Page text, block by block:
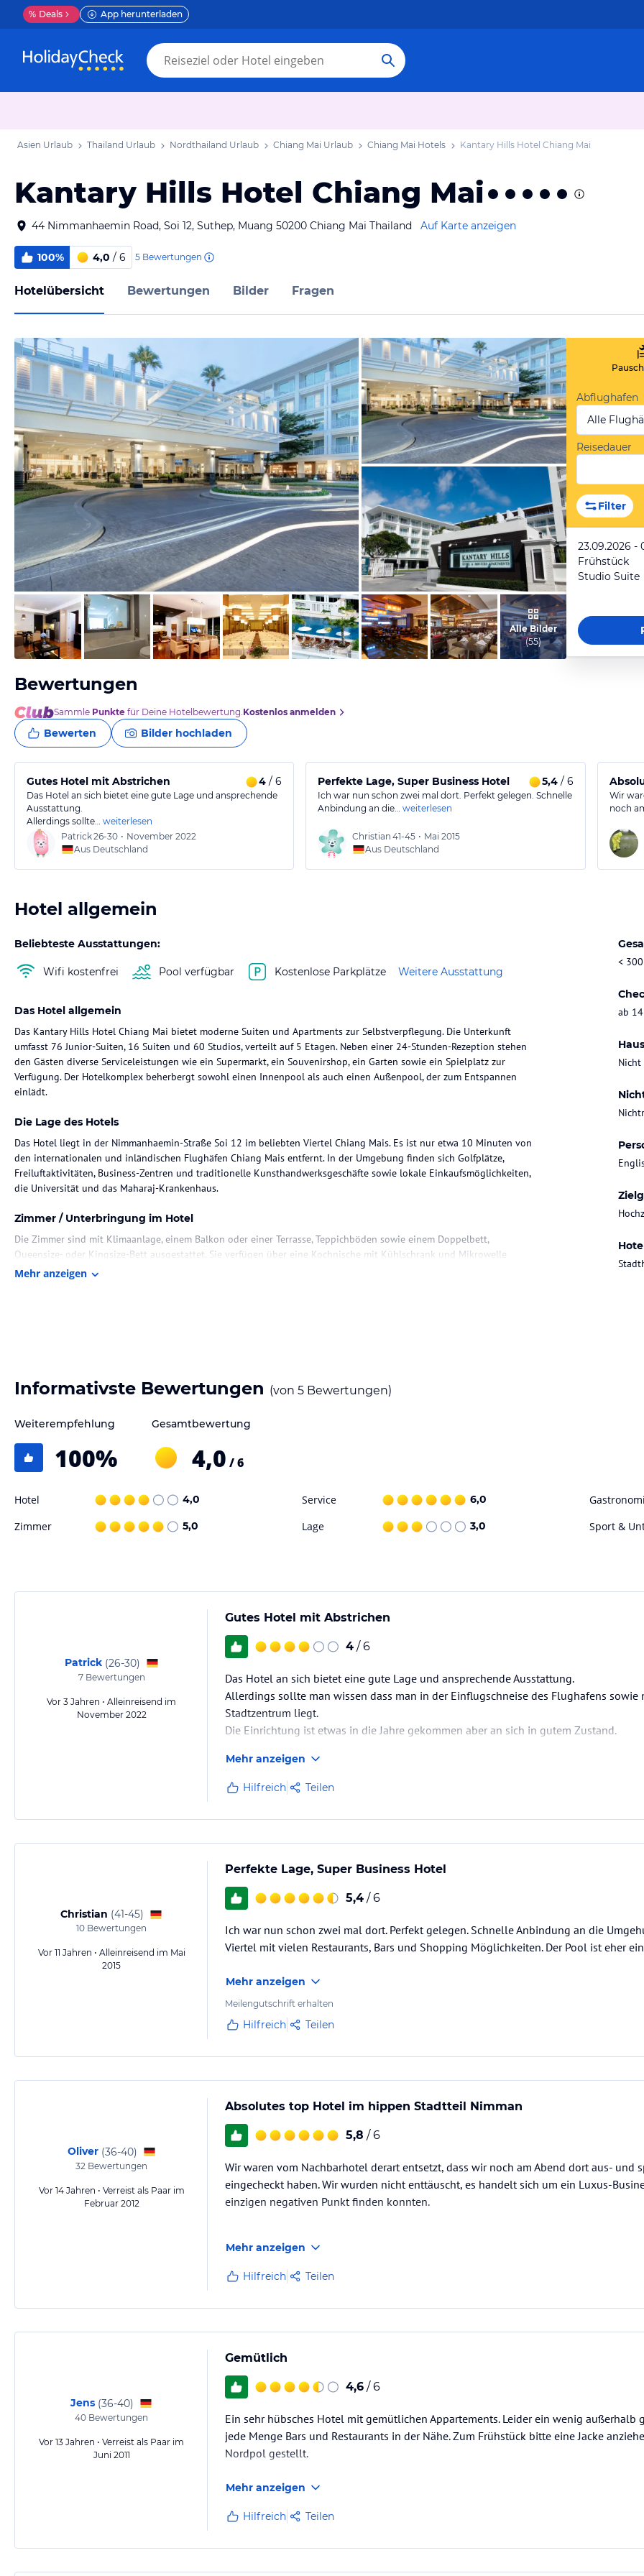
% Deals App herunterladen
Asien Urlaub Thailand Urlaub Nordthailand Urlaub Chiang Mai Urlaub Chiang Mai Hotels Kantary Hills Hotel Chiang Mai
Kantary Hills Hotel Chiang Mai
44 Nimmanhaemin Road, Soi 12, Suthep, Muang 50200 Chiang Mai Thailand Auf Karte anzeigen
100% 4,0 / 6 5 Bewertungen
Hotelübersicht Bewertungen Bilder Fragen
vom Hotelier, Januar 2008
vom Hotelier, Mai 2024
vom Hotelier, Januar 2008
Alle Bilder
(55)
Abflughafen
Alle
Reisedauer
Filter
23.09.2026 -
Frühstück
Studio Suite
Bewertungen
Sammle Punkte für Deine Hotelbewertung.Kostenlos anmelden
Bewerten Bilder hochladen
Gutes Hotel mit Abstrichen 4 / 6
Das Hotel an sich bietet eine gute Lage und ansprechende
Ausstattung.
Allerdings sollte… weiterlesen
Patrick26-30 • November 2022
Aus Deutschland
Perfekte Lage, Super Business Hotel 5,4/ 6
Ich war nun schon zwei mal dort. Perfekt gelegen. Schnelle
Anbindung an die… weiterlesen
Christian 41-45 • Mai 2015
Aus Deutschland
Wir
noch
Hotel allgemein
Beliebteste Ausstattungen:
Wifi kostenfrei Pool verfügbar Kostenlose Parkplätze Weitere Ausstattung
< 300
ab
Das Hotel allgemein
Das Kantary Hills Hotel Chiang Mai bietet moderne Suiten und Apartments zur Selbstverpflegung. Die Unterkunft
umfasst 76 Junior-Suiten, 16 Suiten und 60 Studios, verteilt auf 5 Etagen. Neben einer 24-Stunden-Rezeption stehen
den Gästen diverse Serviceleistungen wie ein Supermarkt, ein Souvenirshop, ein Garten sowie ein Spielplatz zur
Verfügung. Der Hotelkomplex beherbergt sowohl einen Innenpool als auch einen Außenpool, der zum Entspannen
einlädt.
Die Lage des Hotels
Das Hotel liegt in der Nimmanhaemin-Straße Soi 12 im beliebten Viertel Chiang Mais. Es ist nur etwa 10 Minuten von
den internationalen und inländischen Flughäfen Chiang Mais entfernt. In der Umgebung finden sich Golfplätze,
Freiluftaktivitäten, Business-Zentren und traditionelle Kunsthandwerksgeschäfte sowie lokale Einkaufsmöglichkeiten,
die Universität und das Maharaj-Krankenhaus.
Zimmer / Unterbringung im Hotel
Die Zimmer sind mit Klimaanlage, einem Balkon oder einer Terrasse, Teppichböden sowie einem Doppelbett,
Queensize- oder Kingsize-Bett ausgestattet. Sie verfügen über eine Kochnische mit Kühlschrank und Mikrowelle
sowie eine Minibar, einen Safe und ein komplettes Badezimmer mit Dusche, Badewanne und Bidet. Die Unterbringung
auch Menüvarianten zur Verfügung stehen. Zudem werden bei Bedarf Kindermenüs zubereitet.
Das Freizeitangebot umfasst einen Außenpool, ein Hallenbad, ein Planschbecken für Kinder, einen Fitnessraum sowie
einen Whirlpool. Darüber hinaus stehen verschiedene Wellnessangebote wie Spa, Sauna, Dampfbad und Massagen zur
Verfügung. Ein Nachtclub sorgt für Unterhaltung.
Hinweis:
Verfasst von HolidayCheck mit Hilfe von KI. Alle Angaben ohne Gewähr. Bitte lies vor der Buchung die
Mehr anzeigen
Informativste Bewertungen (von 5 Bewertungen)
Weiterempfehlung
100%
Gesamtbewertung
4,0 / 6
Hotel 4,0 Service 6,0
Zimmer 5,0 Lage 3,0 Sport &
Patrick (26-30)
7Bewertungen
Vor 3 Jahren • Alleinreisend im
November 2022
Gutes Hotel mit Abstrichen
4 / 6
Das Hotel an sich bietet eine gute Lage und ansprechende Ausstattung.
Allerdings sollte man wissen dass man in der Einflugschneise des Flughafens sowie
Stadtzentrum liegt.
Die Einrichtung ist etwas in die Jahre gekommen aber an sich in gutem Zustand.
Mehr anzeigen
Hilfreich Teilen
Christian (41-45)
10 Bewertungen
Vor 11 Jahren • Alleinreisend im Mai
2015
Perfekte Lage, Super Business Hotel
5,4 / 6
Ich war nun schon zwei mal dort. Perfekt gelegen. Schnelle Anbindung an die
Viertel mit vielen Restaurants, Bars und Shopping Möglichkeiten. Der Pool ist eher
Mehr anzeigen
Meilengutschrift erhalten
Hilfreich Teilen
Oliver (36-40)
32 Bewertungen
Vor 14 Jahren • Verreist als Paar im
Februar 2012
Absolutes top Hotel im hippen Stadtteil Nimman
5,8 / 6
Wir waren vom Nachbarhotel derart entsetzt, dass wir noch am Abend dort aus- und
eingecheckt haben. Wir wurden nicht enttäuscht, es handelt sich um ein Luxus-
einzigen negativen Punkt finden konnten.
Apartment-Suiten im Nebengebäude bekommen, was unsere Begeisterung natürlich
Die Suite war toll; zwei Fernseher, sehr großes Bett,…
Mehr anzeigen
Hilfreich Teilen
Jens (36-40)
40 Bewertungen
Vor 13 Jahren • Verreist als Paar im
Juni 2011
Gemütlich
4,6 / 6
Ein sehr hübsches Hotel mit gemütlichen Appartements. Leider ein wenig außerhalb
jede Menge Bars und Restaurants in der Nähe. Zum Frühstück bitte eine Jacke
Nordpol gestellt.
Mehr anzeigen
Hilfreich Teilen